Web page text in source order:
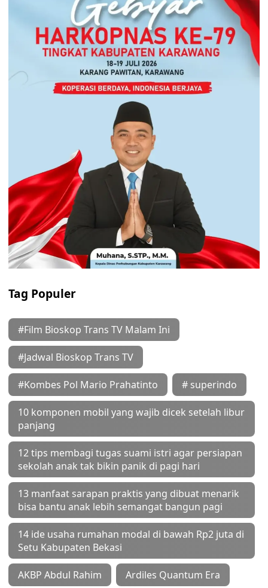
Tag Populer
#Film Bioskop Trans TV Malam Ini
#Jadwal Bioskop Trans TV
#Kombes Pol Mario Prahatinto # superindo
10 komponen mobil yang wajib dicek setelah libur
panjang
12 tips membagi tugas suami istri agar persiapan
sekolah anak tak bikin panik di pagi hari
13 manfaat sarapan praktis yang dibuat menarik
bisa bantu anak lebih semangat bangun pagi
14 ide usaha rumahan modal di bawah Rp2 juta di
Setu Kabupaten Bekasi
AKBP Abdul Rahim Ardiles Quantum Era